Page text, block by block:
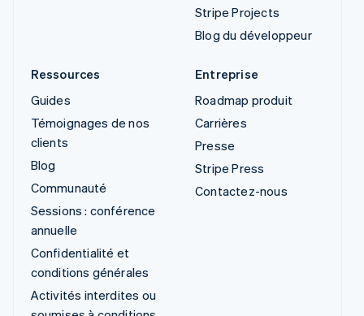
Stripe Projects
Blog du développeur
Ressources
Guides
Témoignages de nos
clients
Blog
Communauté
Sessions : conférence
annuelle
Confidentialité et
conditions générales
Activités interdites ou
Entreprise
Roadmap produit
Carrières
Presse
Stripe Press
Contactez-nous